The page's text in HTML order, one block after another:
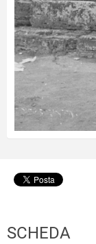
SCHEDA